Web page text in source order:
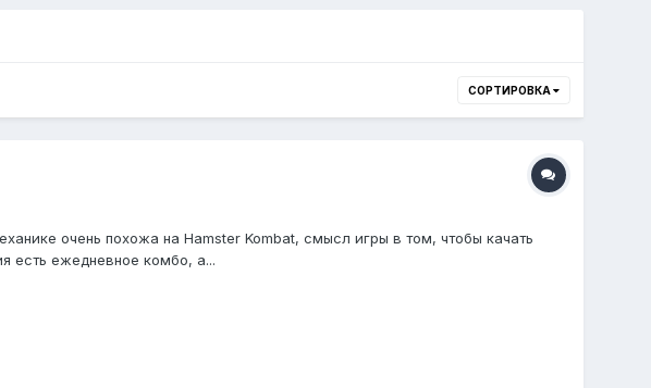
СОРТИРОВКА
очень похожа на Hamster Kombat, смысл игры в том, чтобы качать
есть ежедневное комбо, а...